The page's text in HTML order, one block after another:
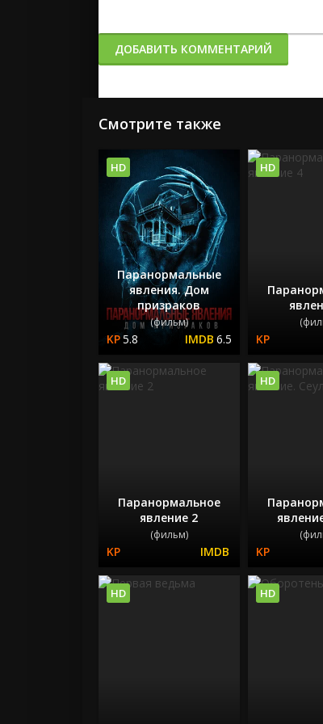
ДОБАВИТЬ КОММЕНТАРИЙ
Смотрите также
Паранормальные
явления. Дом
призраков
(фильм)
5.8 6.5
HD HD
Паранормальное
явление 2
(фильм)
HD HD
HD HD